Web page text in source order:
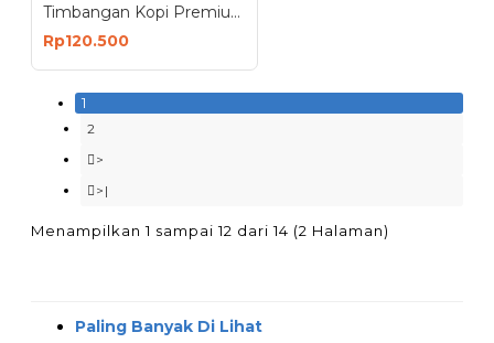
Timbangan Kopi Premium Digital 3 Kg Dual Power Silicon Pad Hitam
Rp120.500
1
2
>
>|
Menampilkan 1 sampai 12 dari 14 (2 Halaman)
Paling Banyak Di Lihat